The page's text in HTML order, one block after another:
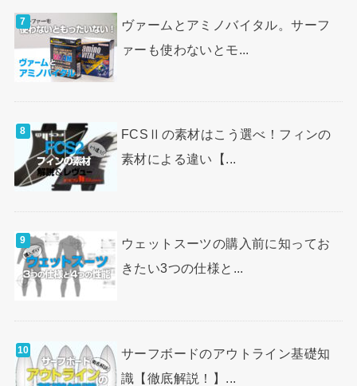
ヴァームとアミノバイタル。サーフ
ァーも使わないとモ...
FCSⅡの素材はこう選べ！フィンの
素材による違い【...
ウェットスーツの購入前に知ってお
きたい3つの仕様と...
サーフボードのアウトライン基礎知
識【徹底解説！】...